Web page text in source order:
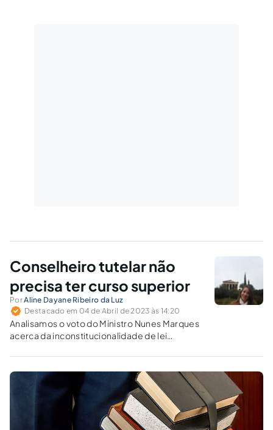
Conselheiro tutelar não
precisa ter curso superior
PorAline Dayane Ribeiro da Luz
Destacado em 04 de Abril de 2023 às 14:20
Analisamos o voto do Ministro Nunes Marques
acerca da inconstitucionalidade de lei
superior para elegibilidade de membro do
Conselho Tutelar.